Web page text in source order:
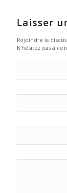
Laisser
Rejoindre la
N’hésitez pas à